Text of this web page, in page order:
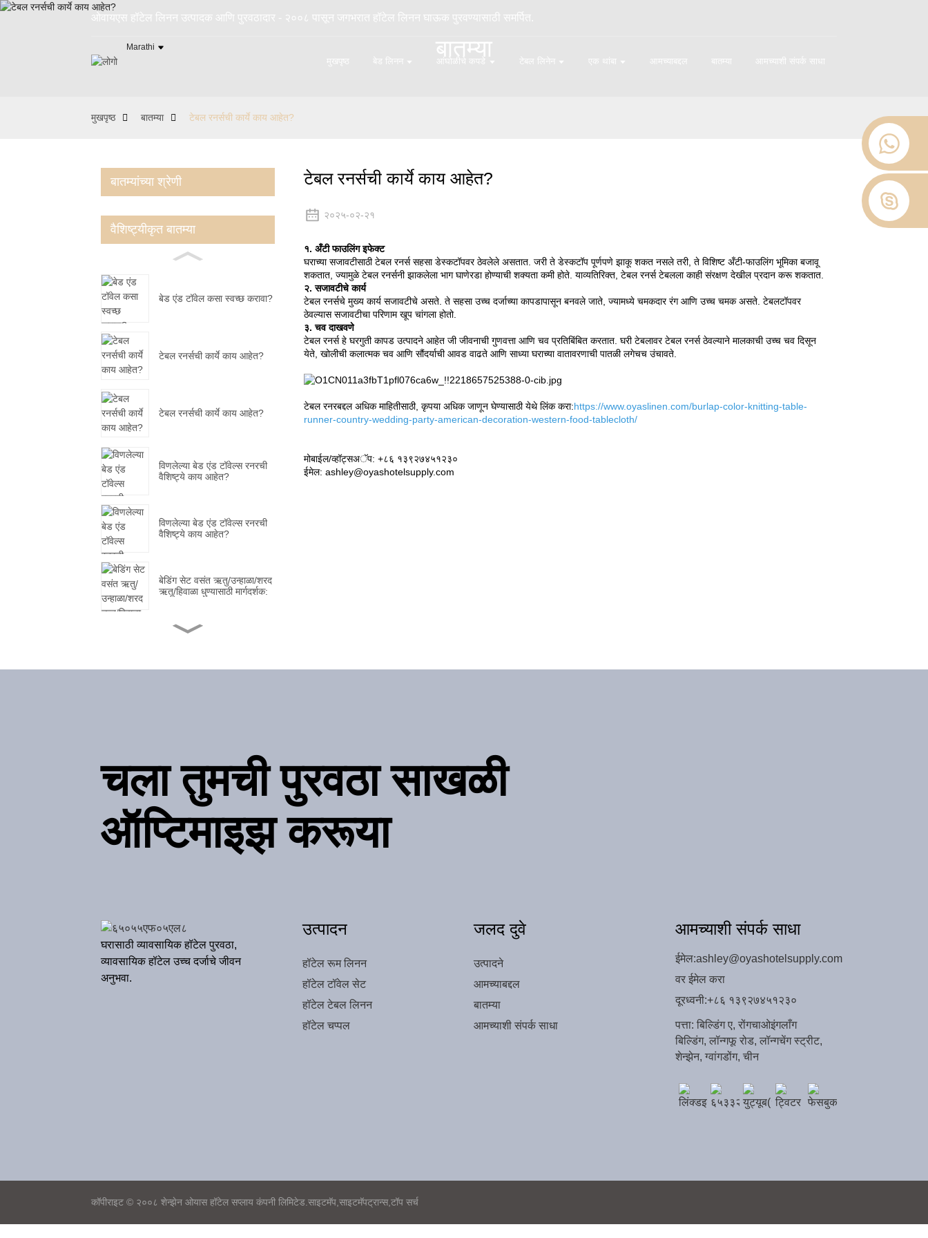
ओवायएस हॉटेल लिनन उत्पादक आणि पुरवठादार - २००८ पासून जगभरात हॉटेल लिनन घाऊक पुरवण्यासाठी समर्पित.
Marathi
मुखपृष्ठ बेड लिनन आंघोळीचे कपडे टेबल लिनेन एक थांबा आमच्याबद्दल बातम्या आमच्याशी संपर्क साधा
बातम्या
मुखपृष्ठ बातम्या टेबल रनर्सची कार्ये काय आहेत?
बातम्यांच्या श्रेणी
वैशिष्ट्यीकृत बातम्या
बेड एंड टॉवेल कसा स्वच्छ करावा?
टेबल रनर्सची कार्ये काय आहेत?
टेबल रनर्सची कार्ये काय आहेत?
विणलेल्या बेड एंड टॉवेल्स रनरची
वैशिष्ट्ये काय आहेत?
विणलेल्या बेड एंड टॉवेल्स रनरची
वैशिष्ट्ये काय आहेत?
बेडिंग सेट वसंत ऋतु/उन्हाळा/शरद
ऋतू/हिवाळा धुण्यासाठी मार्गदर्शक:
साहित्याचे फायदे आणि तोटे काय
आहेत?
स्पोर्ट्स टॉवेलचे मुख्य कार्य काय
आहे?
टेबल रनर्सची कार्ये काय आहेत?
२०२५-०२-२१
१. अँटी फाउलिंग इफेक्ट
घराच्या सजावटीसाठी टेबल रनर्स सहसा डेस्कटॉपवर ठेवलेले असतात. जरी ते डेस्कटॉप पूर्णपणे झाकू शकत नसले तरी, ते विशिष्ट अँटी-फाउलिंग भूमिका बजावू
शकतात, ज्यामुळे टेबल रनर्सनी झाकलेला भाग घाणेरडा होण्याची शक्यता कमी होते. याव्यतिरिक्त, टेबल रनर्स टेबलला काही संरक्षण देखील प्रदान करू शकतात.
२. सजावटीचे कार्य
टेबल रनर्सचे मुख्य कार्य सजावटीचे असते. ते सहसा उच्च दर्जाच्या कापडापासून बनवले जाते, ज्यामध्ये चमकदार रंग आणि उच्च चमक असते. टेबलटॉपवर
ठेवल्यास सजावटीचा परिणाम खूप चांगला होतो.
३. चव दाखवणे
टेबल रनर्स हे घरगुती कापड उत्पादने आहेत जी जीवनाची गुणवत्ता आणि चव प्रतिबिंबित करतात. घरी टेबलावर टेबल रनर्स ठेवल्याने मालकाची उच्च चव दिसून
येते, खोलीची कलात्मक चव आणि सौंदर्याची आवड वाढते आणि साध्या घराच्या वातावरणाची पातळी लगेचच उंचावते.
टेबल रनरबद्दल अधिक माहितीसाठी, कृपया अधिक जाणून घेण्यासाठी येथे लिंक करा:https://www.oyaslinen.com/burlap-color-knitting-table-
runner-country-wedding-party-american-decoration-western-food-tablecloth/
मोबाईल/व्हॉट्सअॅप: +८६ १३९२७४५१२३०
ईमेल: ashley@oyashotelsupply.com
चला तुमची पुरवठा साखळी
ऑप्टिमाइझ करूया
घरासाठी व्यावसायिक हॉटेल पुरवठा,
व्यावसायिक हॉटेल उच्च दर्जाचे जीवन
अनुभवा.
उत्पादन
हॉटेल रूम लिनन
हॉटेल टॉवेल सेट
हॉटेल टेबल लिनन
हॉटेल चप्पल
जलद दुवे
उत्पादने
आमच्याबद्दल
बातम्या
आमच्याशी संपर्क साधा
आमच्याशी संपर्क साधा
ईमेल:ashley@oyashotelsupply.com
वर ईमेल करा
दूरध्वनी:+८६ १३९२७४५१२३०
पत्ता: बिल्डिंग ए, रोंगचाओइंगलाँग
बिल्डिंग, लॉन्गफू रोड, लॉन्गचेंग स्ट्रीट,
शेन्झेन, ग्वांगडोंग, चीन
कॉपीराइट © २००८ शेन्झेन ओयास हॉटेल सप्लाय कंपनी लिमिटेड.साइटमॅप,साइटमॅपट्रान्स,टॉप सर्च